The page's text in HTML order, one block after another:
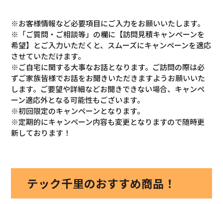
※お客様情報など必要項目にご入力をお願いいたします。
※「ご質問・ご相談等」の欄に【訪問見積キャンペーンを
希望】とご入力いただくと、スムーズにキャンペーンを適応
させていただけます。
※ご自宅に関する大事なお話となります。ご訪問の際は必
ずご家族皆様でお話をお聞きいただきますようお願いいた
します。ご要望や詳細などお聞きできない場合、キャンペ
ーン適応外となる可能性もございます。
※初回限定のキャンペーンとなります。
※定期的にキャンペーン内容も変更となりますので随時更
新しております！
テック千里のおすすめ商品！